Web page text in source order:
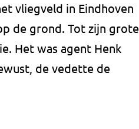
vliegveld in Eindhoven
de grond. Tot zijn grote
Het was agent Henk
de vedette de